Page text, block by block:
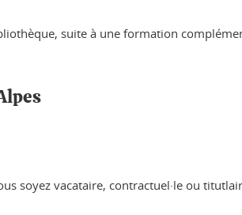
suite à une formation
soyez vacataire, contractuel·le ou